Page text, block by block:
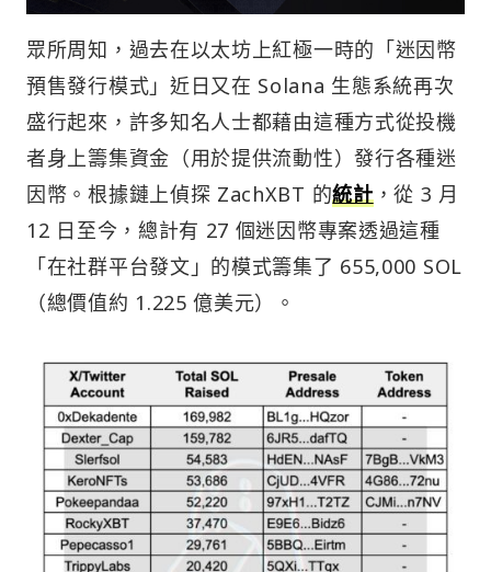
眾所周知，過去在以太坊上紅極一時的「迷因幣
預售發行模式」近日又在 Solana 生態系統再次
盛行起來，許多知名人士都藉由這種方式從投機
者身上籌集資金（用於提供流動性）發行各種迷
因幣。根據鏈上偵探 ZachXBT 的統計，從 3 月
12 日至今，總計有 27 個迷因幣專案透過這種
「在社群平台發文」的模式籌集了 655,000 SOL
（總價值約 1.225 億美元）。